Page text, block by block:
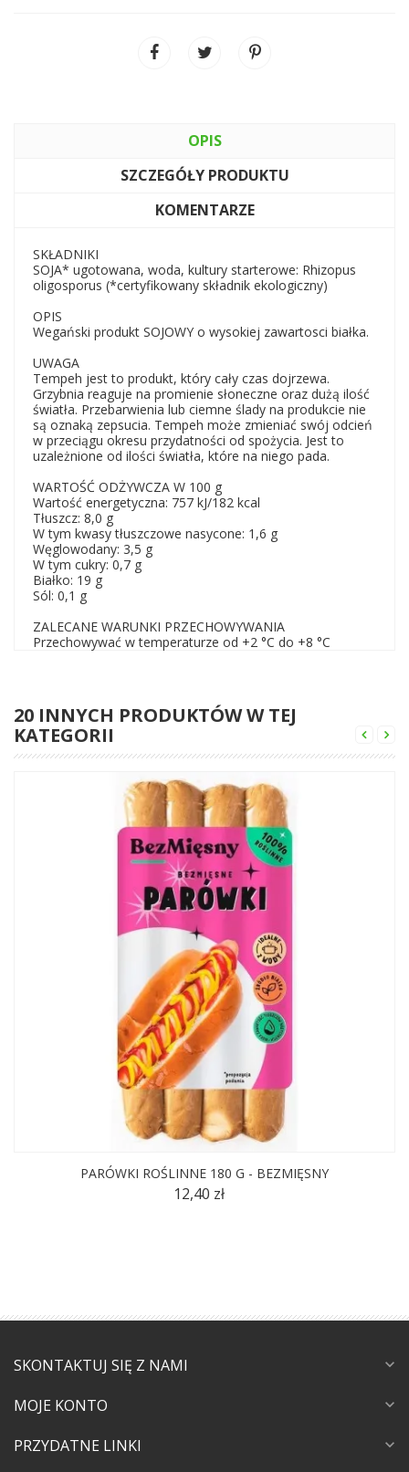
OPIS
SZCZEGÓŁY PRODUKTU
KOMENTARZE
SKŁADNIKI
SOJA* ugotowana, woda, kultury starterowe: Rhizopus
oligosporus (*certyfikowany składnik ekologiczny)
OPIS
Wegański produkt SOJOWY o wysokiej zawartosci białka.
UWAGA
Tempeh jest to produkt, który cały czas dojrzewa.
Grzybnia reaguje na promienie słoneczne oraz dużą ilość
światła. Przebarwienia lub ciemne ślady na produkcie nie
są oznaką zepsucia. Tempeh może zmieniać swój odcień
w przeciągu okresu przydatności od spożycia. Jest to
uzależnione od ilości światła, które na niego pada.
WARTOŚĆ ODŻYWCZA W 100 g
Wartość energetyczna: 757 kJ/182 kcal
Tłuszcz: 8,0 g
W tym kwasy tłuszczowe nasycone: 1,6 g
Węglowodany: 3,5 g
W tym cukry: 0,7 g
Białko: 19 g
Sól: 0,1 g
ZALECANE WARUNKI PRZECHOWYWANIA
Przechowywać w temperaturze od +2 °C do +8 °C
20 INNYCH PRODUKTÓW W TEJ
KATEGORII
PARÓWKI ROŚLINNE 180 G - BEZMIĘSNY
12,40 zł
SKONTAKTUJ SIĘ Z NAMI expand_more
MOJE KONTO expand_more
PRZYDATNE LINKI expand_more